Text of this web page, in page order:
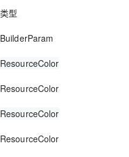
类型
BuilderParam
ResourceColor
ResourceColor
ResourceColor
ResourceColor